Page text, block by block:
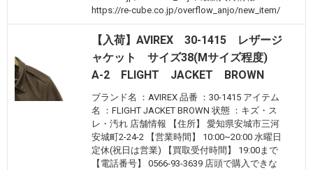
https://re-cube.co.jp/overflow_anjo/new_item/
【入荷】AVIREX 30-1415 レザージ
ャケット サイズ38(Mサイズ程度)
A-2 FLIGHT JACKET BROWN
ブランド名 ：AVIREX 品番 ：30-1415 アイテム
名 ：FLIGHT JACKET BROWN 状態 ：キズ・ス
レ・汚れ 店舗情報 【住所】 愛知県安城市三河
安城町2-24-2 【営業時間】 10:00~20:00 水曜日
定休(祝日は営業) 【買取受付時間】 19:00まで
【電話番号】 0566-93-3639 店頭で購入できな